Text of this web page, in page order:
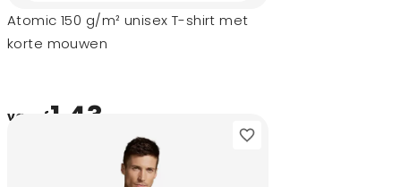
Atomic 150 g/m² unisex T-shirt met
korte mouwen
vanaf1,43